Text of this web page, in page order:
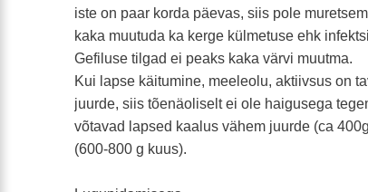
iste on paar korda päevas, siis pole
kaka muutuda ka kerge külmetuse ehk
Gefiluse tilgad ei peaks kaka värvi muutma.
Kui lapse käitumine, meeleolu, aktiivsus on
juurde, siis tõenäoliselt ei ole haigusega
võtavad lapsed kaalus vähem juurde (ca
(600-800 g kuus).